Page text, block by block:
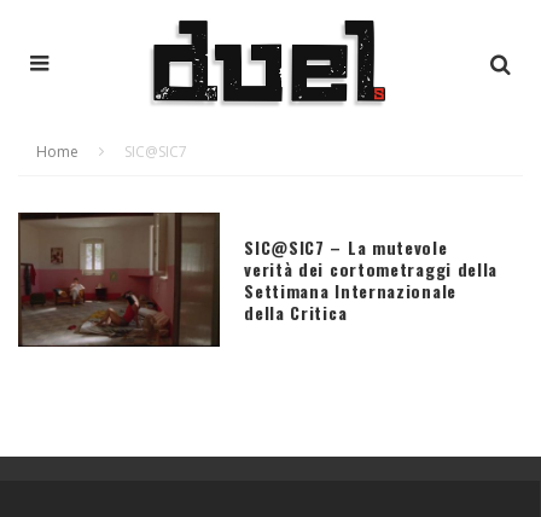
Home SIC@SIC7
SIC@SIC7 – La mutevole
verità dei cortometraggi della
Settimana Internazionale
della Critica